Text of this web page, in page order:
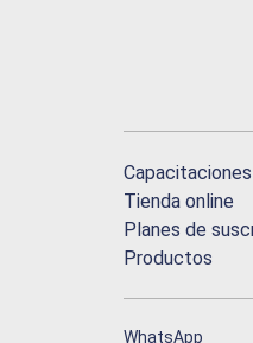
Capacitaciones
Tienda online
Planes de
Productos
WhatsApp